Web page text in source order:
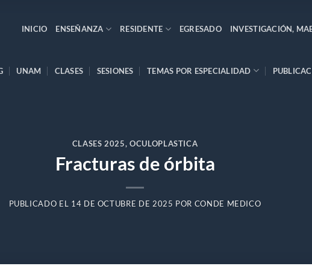
INICIO ENSEÑANZA RESIDENTE EGRESADO INVESTIGACIÓN,
UNAM CLASES SESIONES TEMAS POR ESPECIALIDAD
CLASES 2025, OCULOPLASTICA
Fracturas de órbita
PUBLICADO EL 14 DE OCTUBRE DE 2025 POR CONDE MEDICO